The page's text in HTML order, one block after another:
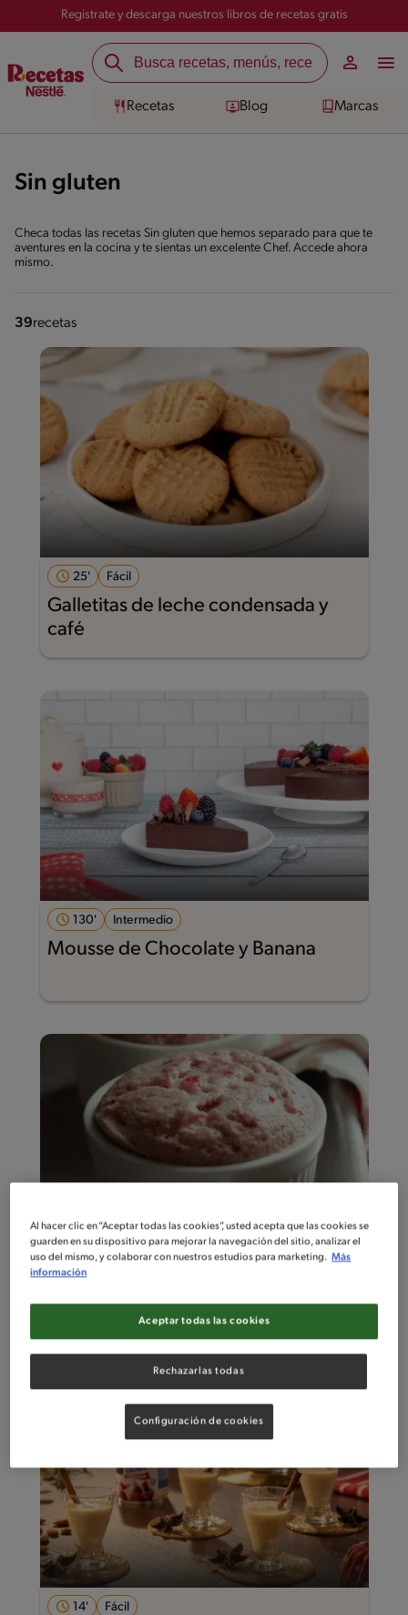
Registrate y descarga nuestros libros de recetas gratis
Recetas Blog Marcas
Sin gluten
Checa todas las recetas Sin gluten que hemos separado para que te
aventures en la cocina y te sientas un excelente Chef. Accede ahora
mismo.
39recetas
25' Fácil
Galletitas de leche condensada y
café
130' Intermedio
Mousse de Chocolate y Banana
33' Intermedio
14' Fácil
Al hacer clic en “Aceptar todas las cookies”, usted acepta que las cookies se
guarden en su dispositivo para mejorar la navegación del sitio, analizar el
uso del mismo, y colaborar con nuestros estudios para marketing. Más
información
Rechazarlas todas
Aceptar todas las cookies
Configuración de cookies